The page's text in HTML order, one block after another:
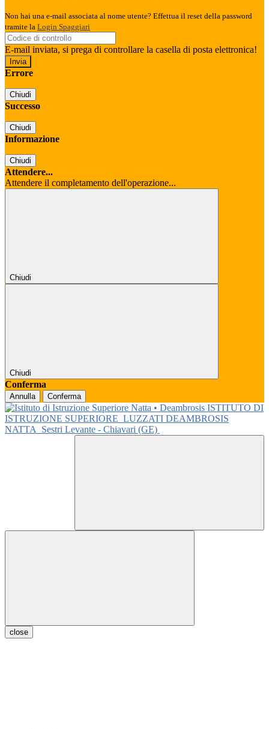
Non hai una e-mail associata al nome utente? Effettua il reset della password
tramite la Login Spaggiari
E-mail inviata, si prega di controllare la casella di posta elettronica!
Errore
Chiudi
Successo
Chiudi
Informazione
Chiudi
Attendere...
Attendere il completamento dell'operazione...
Chiudi
Chiudi
Conferma
Annulla Conferma
ISTITUTO DI
ISTRUZIONE SUPERIORE LUZZATI DEAMBROSIS
NATTA
Sestri Levante - Chiavari (GE)
close